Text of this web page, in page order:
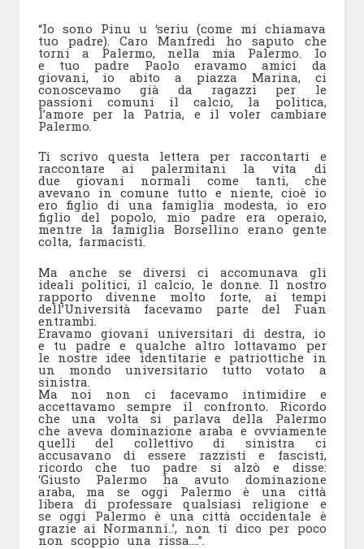
“Io sono Pinu u ‘seriu (come mi chiamava
tuo padre). Caro Manfredi ho saputo che
torni a Palermo, nella mia Palermo. Io
e tuo padre Paolo eravamo amici da
giovani, io abito a piazza Marina, ci
conoscevamo già da ragazzi per le
passioni comuni il calcio, la politica,
l’amore per la Patria, e il voler cambiare
Palermo.
Ti scrivo questa lettera per raccontarti e
raccontare ai palermitani la vita di
due giovani normali come tanti, che
avevano in comune tutto e niente, cioè io
ero figlio di una famiglia modesta, io ero
figlio del popolo, mio padre era operaio,
mentre la famiglia Borsellino erano gente
colta, farmacisti.
Ma anche se diversi ci accomunava gli
ideali politici, il calcio, le donne. Il nostro
rapporto divenne molto forte, ai tempi
dell’Università facevamo parte del Fuan
entrambi.
Eravamo giovani universitari di destra, io
e tu padre e qualche altro lottavamo per
le nostre idee identitarie e patriottiche in
un mondo universitario tutto votato a
sinistra.
Ma noi non ci facevamo intimidire e
accettavamo sempre il confronto. Ricordo
che una volta si parlava della Palermo
che aveva dominazione araba e ovviamente
quelli del collettivo di sinistra ci
accusavano di essere razzisti e fascisti,
ricordo che tuo padre si alzò e disse:
‘Giusto Palermo ha avuto dominazione
araba, ma se oggi Palermo è una città
libera di professare qualsiasi religione e
se oggi Palermo è una città occidentale è
grazie ai Normanni..’, non ti dico per poco
non scoppio una rissa….”.